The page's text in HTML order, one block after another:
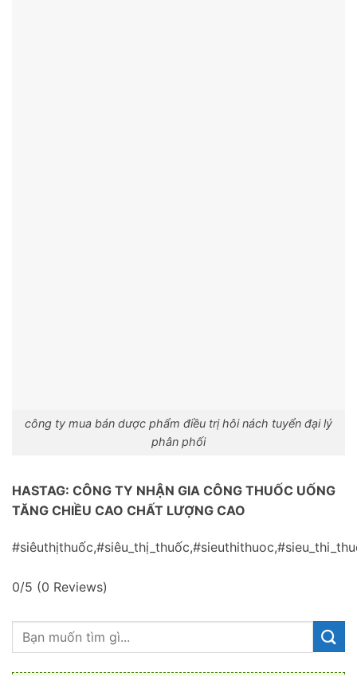
công ty mua bán dược phẩm điều trị hôi nách tuyển đại lý
phân phối
HASTAG: CÔNG TY NHẬN GIA CÔNG THUỐC UỐNG
TĂNG CHIỀU CAO CHẤT LƯỢNG CAO
0/5 (0 Reviews)